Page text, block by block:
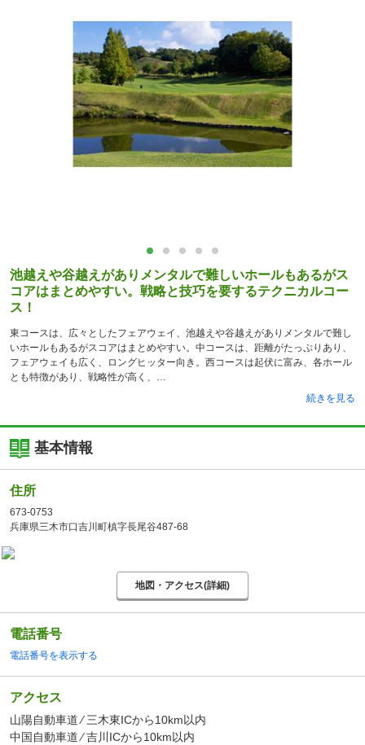
池越えや谷越えがありメンタルで難しいホールもあるがス
コアはまとめやすい。戦略と技巧を要するテクニカルコー
ス！
東コースは、広々としたフェアウェイ、池越えや谷越えがありメンタルで難し
いホールもあるがスコアはまとめやすい。中コースは、距離がたっぷりあり、
フェアウェイも広く、ロングヒッター向き。西コースは起伏に富み、各ホール
とも特徴があり、戦略性が高く、
続きを見る
基本情報
住所
673-0753
兵庫県三木市口吉川町槙字長尾谷487-68
地図・アクセス(詳細)
電話番号
電話番号を表示する
アクセス
山陽自動車道 ⁄ 三木東ICから10km以内
中国自動車道 ⁄ 吉川ICから10km以内